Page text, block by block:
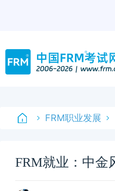
FRM职业发展
FRM就业：中金